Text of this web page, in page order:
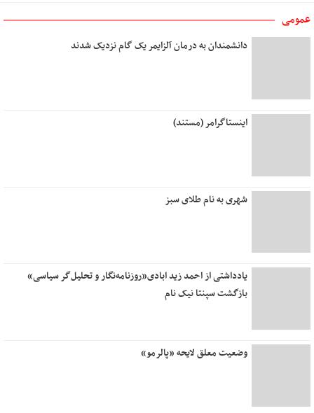
عمومی
دانشمندان به درمان آلزایمر یک گام نزدیک شدند
اینستاگرامر (مستند)
شهری به نام طلای سبز
یادداشتی از احمد زید ابادی«روزنامه‌نگار و تحلیل‌گر سیاسی»
بازگشت سپنتا نیک نام
وضعیت معلق لایحه «پالرمو»